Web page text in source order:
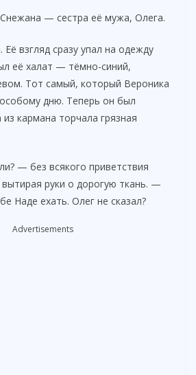
V
i
e
— сестра её мужа, Олега.
взгляд сразу упал на одежду
её халат — тёмно-синий,
Тот самый, который Вероника
дню. Теперь он был
кармана торчала грязная
— без всякого приветствия
руки о дорогую ткань. —
Наде ехать. Олег не сказал?
Advertisements